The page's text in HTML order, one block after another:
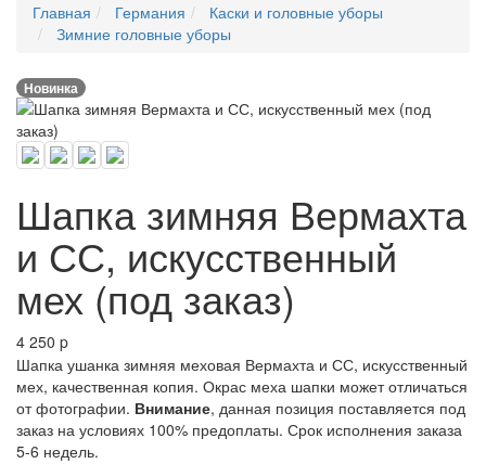
Главная Германия
Каски и головные уборы
Зимние головные уборы
Новинка
Шапка зимняя Вермахта
и СС, искусственный
мех (под заказ)
4 250 p
Шапка ушанка зимняя меховая Вермахта и СС, искусственный
мех, качественная копия. Окрас меха шапки может отличаться
от фотографии. Внимание, данная позиция поставляется под
заказ на условиях 100% предоплаты. Срок исполнения заказа
5-6 недель.